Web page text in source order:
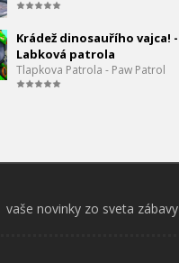
Krádež dinosauřího vajca! -
Labková patrola
Tlapkova Patrola - Paw Patrol
vaše novinky zo sveta zábavy